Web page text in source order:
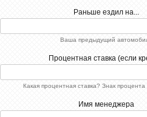
Раньше ездил на...
Ваша предыдущий
Процентная ставка (если
Какая процентная ставка? Знак процента
Имя менеджера